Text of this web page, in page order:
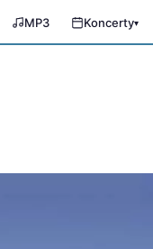
MP3 Koncerty▾